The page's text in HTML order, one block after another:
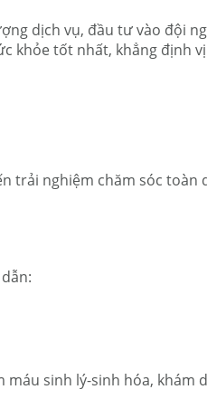
dịch vụ, đầu tư vào đội
khỏe tốt nhất, khẳng định
trải nghiệm chăm sóc
máu sinh lý-sinh hóa, khám